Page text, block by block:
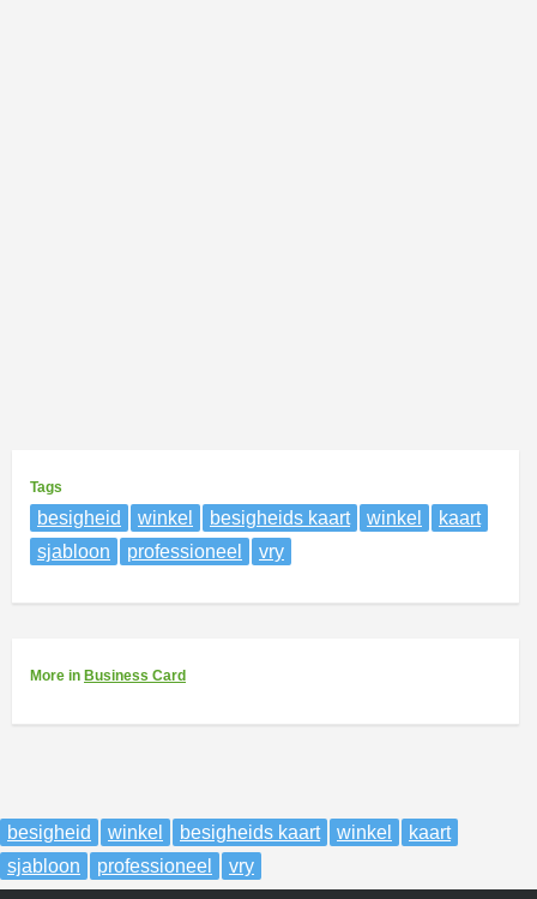
Tags
besigheid winkel besigheids kaart winkel
kaart
sjabloon
professioneel vry
More in Business Card
besigheid winkel besigheids kaart winkel
kaart
sjabloon
professioneel vry